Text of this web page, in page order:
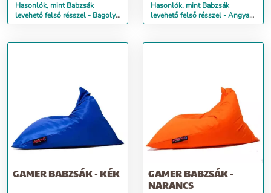
Hasonlók, mint Babzsák
levehető felső résszel - Bagoly -
világoskék-bézs
Hasonlók, mint Babzsák
levehető felső résszel - Angyal
- piros
GAMER BABZSÁK - KÉK
GAMER BABZSÁK -
NARANCS